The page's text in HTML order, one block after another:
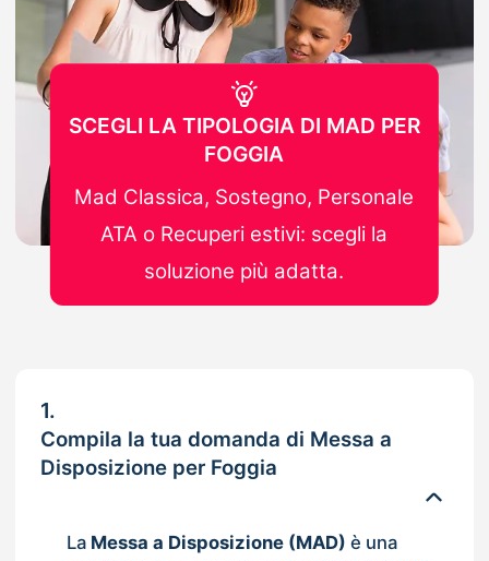
1.
Compila la tua domanda di Messa a
Disposizione per Foggia
La Messa a Disposizione (MAD) è una
SCEGLI LA TIPOLOGIA DI MAD PER
FOGGIA
Mad Classica, Sostegno, Personale
ATA o Recuperi estivi: scegli la
soluzione più adatta.